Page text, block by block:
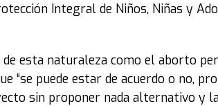
Integral de Niños, Niñas y
esta naturaleza como el aborto
“se puede estar de acuerdo o no,
sin proponer nada alternativo y